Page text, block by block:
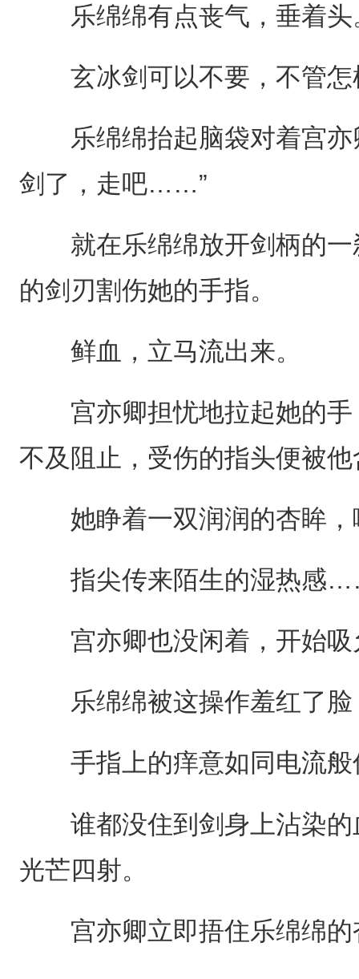
乐绵绵有点丧气，垂着头
玄冰剑可以不要，不管怎
乐绵绵抬起脑袋对着宫亦
剑了，走吧……”
就在乐绵绵放开剑柄的一
的剑刃割伤她的手指。
鲜血，立马流出来。
宫亦卿担忧地拉起她的手
不及阻止，受伤的指头便被
她睁着一双润润的杏眸，
指尖传来陌生的湿热感
宫亦卿也没闲着，开始吸
乐绵绵被这操作羞红了脸
手指上的痒意如同电流般
谁都没住到剑身上沾染的
光芒四射。
宫亦卿立即捂住乐绵绵的